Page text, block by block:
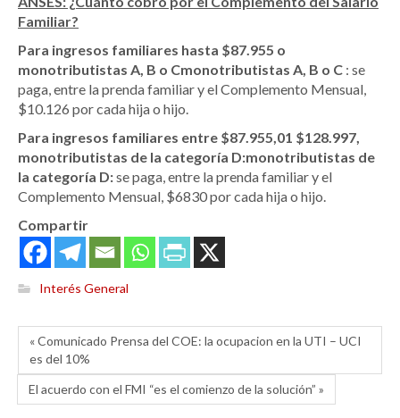
Familiar?
Para ingresos familiares hasta $87.955 o
monotributistas A, B o Cmonotributistas A, B o C : se
paga, entre la prenda familiar y el Complemento Mensual,
$10.126 por cada hija o hijo.
Para ingresos familiares entre $87.955,01 $128.997,
monotributistas de la categoría D:monotributistas de
la categoría D:se paga, entre la prenda familiar y el
Complemento Mensual, $6830 por cada hija o hijo.
Compartir
Interés General
« Comunicado Prensa del COE: la ocupacion en la UTI – UCI
es del 10%
El acuerdo con el FMI “es el comienzo de la solución” »